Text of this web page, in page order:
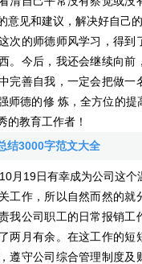
意见和建议，解决好自己的
的师德师风学习，得到
。今后，我还会继续向前
完善自我，一定会把做一
师德的修 炼，全方位的提
的教育工作者！
结3000字范文大全
19日有幸成为公司这个
工作，所以自然而然的就
我公司职工的日常报销工
两月有余。在这工作的短
遵守公司综合管理制度及